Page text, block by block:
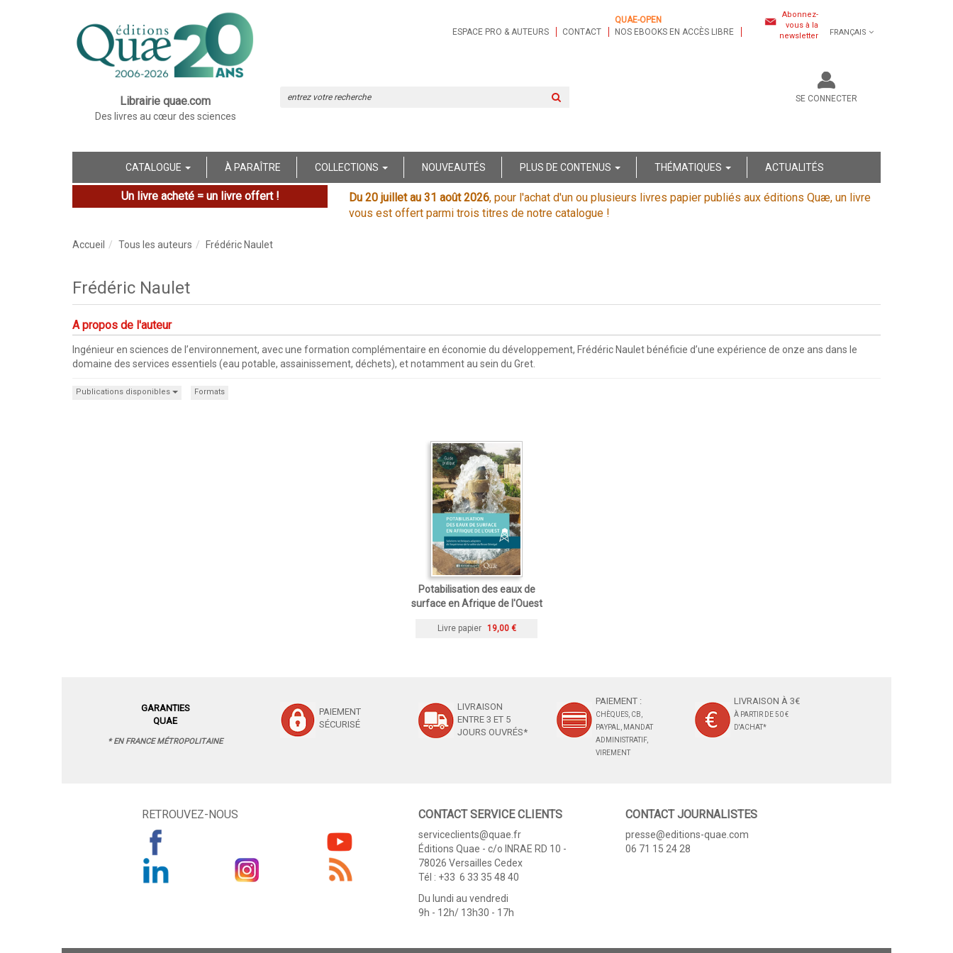
Librairie quae.com
Des livres au cœur des sciences
ESPACE PRO & AUTEURS CONTACT
QUAE-OPEN
NOS EBOOKS EN ACCÈS LIBRE
Abonnez-
vous à la
newsletter
FRANÇAIS
SE CONNECTER
CATALOGUE À PARAÎTRE COLLECTIONS NOUVEAUTÉS PLUS DE CONTENUS THÉMATIQUES ACTUALITÉS
Un livre acheté = un livre offert ! Du 20 juillet au 31 août 2026, pour l'achat d'un ou plusieurs livres papier publiés aux éditions Quæ, un livre
vous est offert parmi trois titres de notre catalogue !
Accueil Tous les auteurs Frédéric Naulet
Frédéric Naulet
A propos de l'auteur
Ingénieur en sciences de l’environnement, avec une formation complémentaire en économie du développement, Frédéric Naulet bénéficie d’une expérience de onze ans dans le
domaine des services essentiels (eau potable, assainissement, déchets), et notamment au sein du Gret.
Publications disponibles Formats
Potabilisation des eaux de
surface en Afrique de l'Ouest
Livre papier 19,00 €
GARANTIES
QUAE
* EN FRANCE MÉTROPOLITAINE
PAIEMENT
SÉCURISÉ
LIVRAISON
ENTRE 3 ET 5
JOURS OUVRÉS*
PAIEMENT :
CHÈQUES, CB,
PAYPAL, MANDAT
ADMINISTRATIF,
VIREMENT
LIVRAISON À 3€
À PARTIR DE 50 €
D'ACHAT*
RETROUVEZ-NOUS CONTACT SERVICE CLIENTS
serviceclients@quae.fr
Éditions Quae - c/o INRAE RD 10 -
78026 Versailles Cedex
Tél : +33 6 33 35 48 40
Du lundi au vendredi
9h - 12h/ 13h30 - 17h
CONTACT JOURNALISTES
presse@editions-quae.com
06 71 15 24 28